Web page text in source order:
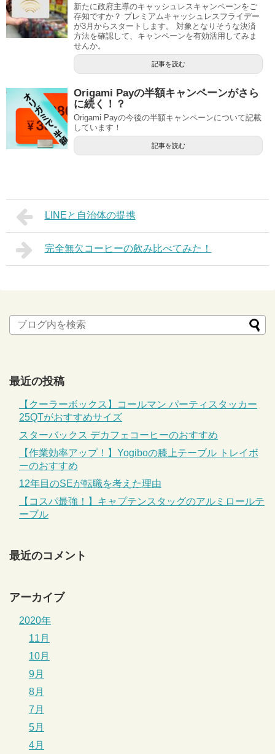
新たに政府主導のキャッシュレスキャンペーンをご
存知ですか？ プレミアムキャッシュレスフライデー
が3月からスタートします。 対象となりそうな決済
方法を確認して、キャンペーンを有効活用してみま
せんか。
記事を読む
Origami Payの半額キャンペーンがさら
に続く！？
Origami Payの今後の半額キャンペーンについて記載
しています！
記事を読む
LINEと自治体の提携
完全無欠コーヒーの飲み比べてみた！
最近の投稿
【クーラーボックス】コールマン パーティスタッカー
25QTがおすすめサイズ
スターバックス デカフェコーヒーのおすすめ
【作業効率アップ！】Yogiboの膝上テーブル トレイボ
ーのおすすめ
12年目のSEが転職を考えた理由
【コスパ最強！】キャプテンスタッグのアルミロールテ
ーブル
最近のコメント
アーカイブ
2020年
11月
10月
9月
8月
7月
5月
4月